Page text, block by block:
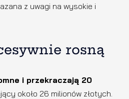
z uwagi na wysokie i
rosną
i przekraczają 20
około 26 milionów złotych.